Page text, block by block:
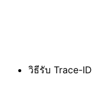
วิธีรับ Trace-ID